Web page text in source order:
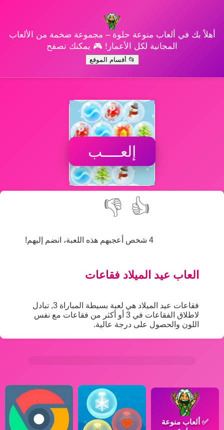
أهلاً بك في ألعاب منوعة حلوة – مجموعة ضخمة من الألعاب
المجانية لكل الأعمار! 🎮 يمكنك تصفح
📂 أقسام الموقع
إلعــــب
👍
👎
4 شخص أعجبهم هذه اللعبة، انضم إليهم!
العاب عيد الميلاد فقاعات
فقاعات عيد الميلاد هي لعبة بسيطة المباراة 3, تبادل
لاطلاق الفقاعات في 3 أو أكثر من فقاعات مع نفس
اللون والحصول على درجة عالية.
✅ ألعاب منوعة